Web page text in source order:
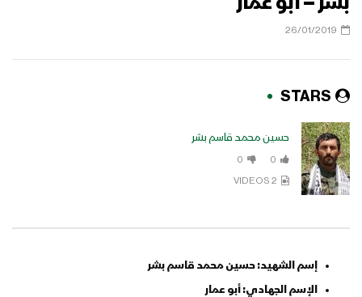
26/01/2019
STARS
حسين محمد قاسم بشر
0
0
2 VIDEOS
إسم الشهيد: حسين محمد قاسم بشر
الإسم الجهادي: أبو عمار